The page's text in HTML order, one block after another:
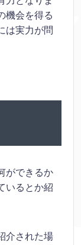
機会を得る
は実力が問
ができるか
いるとか紹
介された場